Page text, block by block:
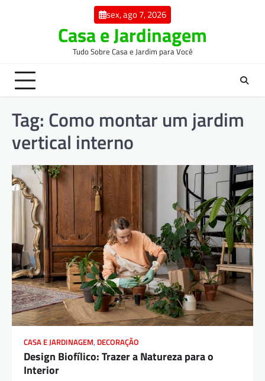
sex, ago 7, 2026
Casa e Jardinagem
Tudo Sobre Casa e Jardim para Você
Tag: Como montar um jardim
vertical interno
CASA E JARDINAGEM, DECORAÇÃO
Design Biofílico: Trazer a Natureza para o
Interior